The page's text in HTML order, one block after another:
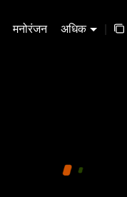
मनोरंजन अधिक |